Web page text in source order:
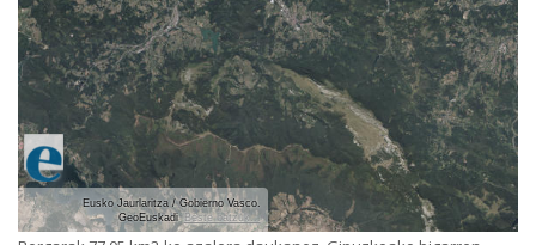
Eusko Jaurlaritza / Gobierno Vasco.
GeoEuskadi
Beste batzuk...